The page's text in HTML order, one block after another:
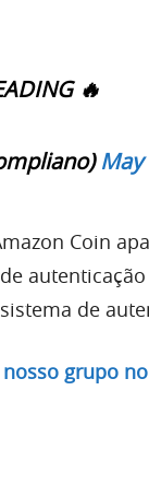
🔥
May
Coin
de
nosso grupo